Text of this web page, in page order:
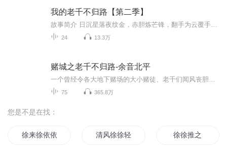
我的老千不归路【第二季】
24 13.3万
赌城之老千不归路-余音北平
75 365.8万
您是不是在找：
徐来徐依依 清风徐徐轻几许 徐徐推之